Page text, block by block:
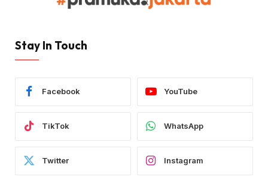
Stay In Touch
Facebook YouTube
TikTok WhatsApp
Twitter Instagram